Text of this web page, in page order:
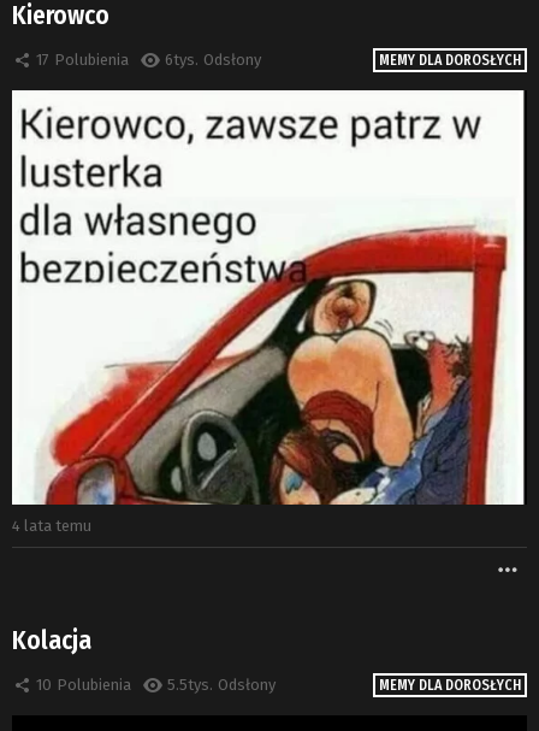
MEMY DLA DOROSŁYCH
Kierowco
17 Polubienia 6tys. Odsłony
4 lata temu
MEMY DLA DOROSŁYCH
Kolacja
10 Polubienia 5.5tys. Odsłony